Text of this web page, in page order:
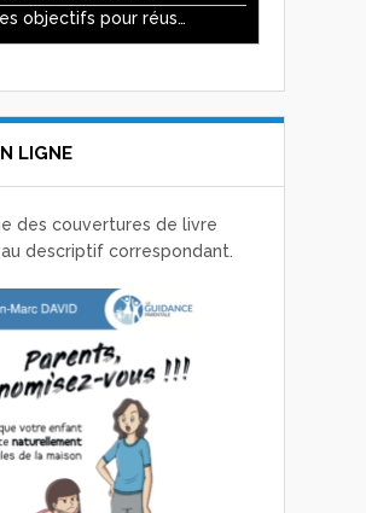
le
4. Se fixer des objectifs pour réussir
LIGNE
des couvertures de livre
descriptif correspondant.